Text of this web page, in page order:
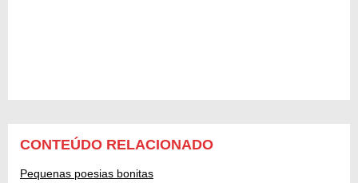
CONTEÚDO RELACIONADO
Pequenas poesias bonitas